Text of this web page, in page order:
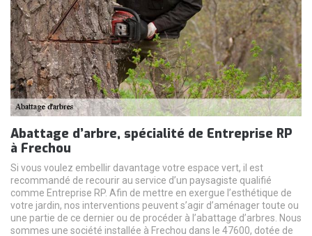
Abattage d’arbre, spécialité de Entreprise RP
à Frechou
Si vous voulez embellir davantage votre espace vert, il est
recommandé de recourir au service d’un paysagiste qualifié
comme Entreprise RP. Afin de mettre en exergue l’esthétique de
votre jardin, nos interventions peuvent s’agir d’aménager toute ou
une partie de ce dernier ou de procéder à l’abattage d’arbres. Nous
sommes une société installée à Frechou dans le 47600, dotée de